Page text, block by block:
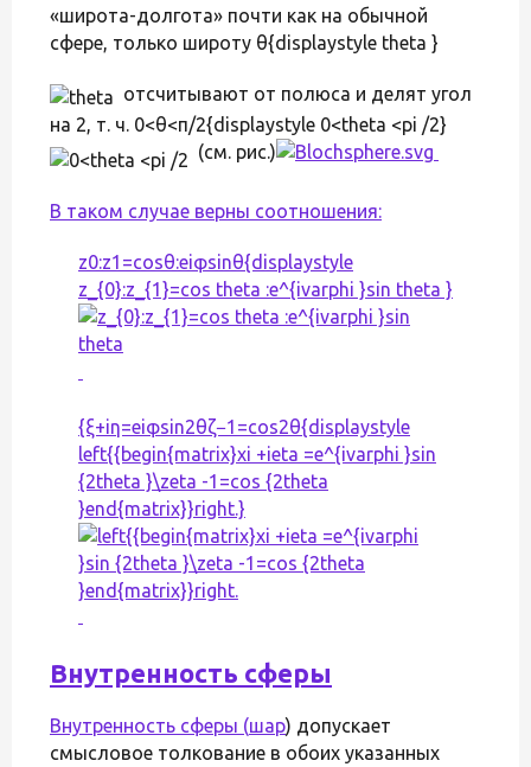
«широта-долгота» почти как на обычной
сфере, только широту θ{displaystyle theta }
отсчитывают от полюса и делят угол
на 2, т. ч. 0<θ<π/2{displaystyle 0<theta <pi /2}
(см. рис.)
В таком случае верны соотношения:
z0:z1=cos⁡θ:eiφsin⁡θ{displaystyle
z_{0}:z_{1}=cos theta :e^{ivarphi }sin theta }
{ξ+iη=eiφsin⁡2θζ−1=cos⁡2θ{displaystyle
left{{begin{matrix}xi +ieta =e^{ivarphi }sin
{2theta }\zeta -1=cos {2theta
}end{matrix}}right.}
Внутренность сферы
Внутренность сферы (шар) допускает
смысловое толкование в обоих указанных